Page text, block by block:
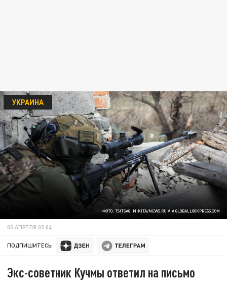
ФОТО: TSITSAGI NIKITA/NEWS.RU VIA GLOBALLOOKPRESS.COM
УКРАИНА
03 АПРЕЛЯ 09:04
ПОДПИШИТЕСЬ:
Экс-советник Кучмы ответил на письмо